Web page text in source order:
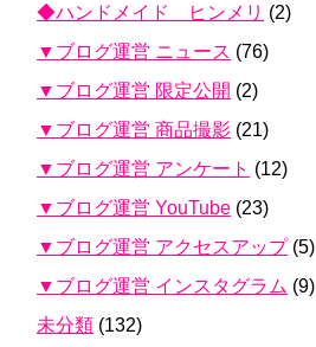
◆ハンドメイド ヒンメリ (2)
▼ブログ運営 ニュース (76)
▼ブログ運営 限定公開 (2)
▼ブログ運営 商品撮影 (21)
▼ブログ運営 アンケート (12)
▼ブログ運営 YouTube (23)
▼ブログ運営 アクセスアップ(5)
▼ブログ運営 インスタグラム (9)
未分類 (132)